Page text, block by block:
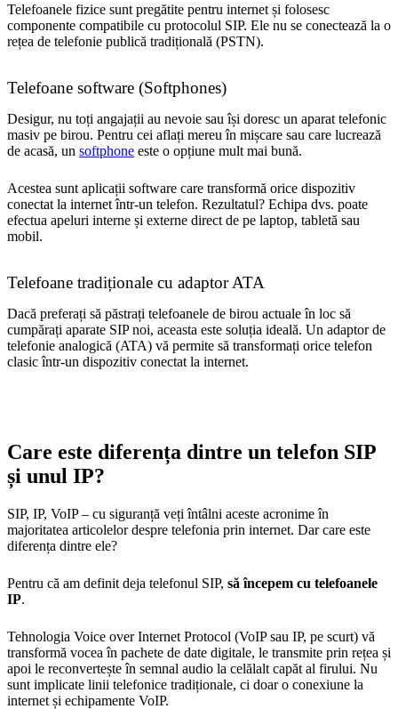
Telefoanele fizice sunt pregătite pentru internet și folosesc
componente compatibile cu protocolul SIP. Ele nu se conectează la o
rețea de telefonie publică tradițională (PSTN).
Telefoane software (Softphones)
Desigur, nu toți angajații au nevoie sau își doresc un aparat telefonic
masiv pe birou. Pentru cei aflați mereu în mișcare sau care lucrează
de acasă, un softphone este o opțiune mult mai bună.
Acestea sunt aplicații software care transformă orice dispozitiv
conectat la internet într-un telefon. Rezultatul? Echipa dvs. poate
efectua apeluri interne și externe direct de pe laptop, tabletă sau
mobil.
Telefoane tradiționale cu adaptor ATA
Dacă preferați să păstrați telefoanele de birou actuale în loc să
cumpărați aparate SIP noi, aceasta este soluția ideală. Un adaptor de
telefonie analogică (ATA) vă permite să transformați orice telefon
clasic într-un dispozitiv conectat la internet.
Care este diferența dintre un telefon SIP
și unul IP?
SIP, IP, VoIP – cu siguranță veți întâlni aceste acronime în
majoritatea articolelor despre telefonia prin internet. Dar care este
diferența dintre ele?
Pentru că am definit deja telefonul SIP, să începem cu telefoanele
IP.
Tehnologia Voice over Internet Protocol (VoIP sau IP, pe scurt) vă
transformă vocea în pachete de date digitale, le transmite prin rețea și
apoi le reconvertește în semnal audio la celălalt capăt al firului. Nu
sunt implicate linii telefonice tradiționale, ci doar o conexiune la
internet și echipamente VoIP.